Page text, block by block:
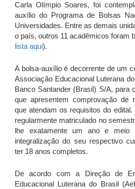
Carla Olímpio Soares, foi
auxílio do Programa de Bolsas
Universidades. Entre as demais
o país, outros 11 acadêmicos foram
lista aqui).
A bolsa-auxílio é decorrente de um
Associação Educacional Luterana
Banco Santander (Brasil) S/A, para
que apresentem comprovação de
que atendam os requisitos do
regularmente matriculado no
lhe exatamente um ano e meio
integralização do seu respectivo
ter 18 anos completos.
De acordo com a Direção de
Educacional Luterana do Brasil